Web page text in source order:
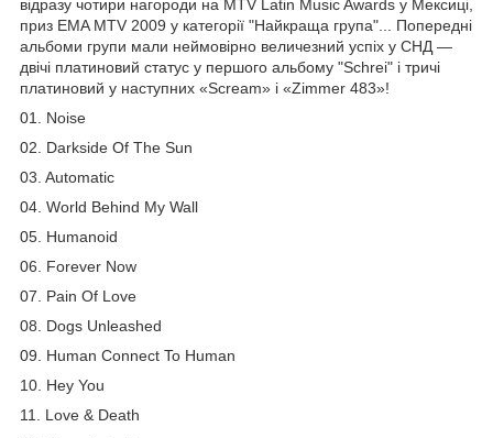
відразу чотири нагороди на MTV Latin Music Awards у Мексиці,
приз EMA MTV 2009 у категорії "Найкраща група"... Попередні
альбоми групи мали неймовірно величезний успіх у СНД —
двічі платиновий статус у першого альбому "Schrei" і тричі
платиновий у наступних «Scream» і «Zimmer 483»!
01. Noise
02. Darkside Of The Sun
03. Automatic
04. World Behind My Wall
05. Humanoid
06. Forever Now
07. Pain Of Love
08. Dogs Unleashed
09. Human Connect To Human
10. Hey You
11. Love & Death